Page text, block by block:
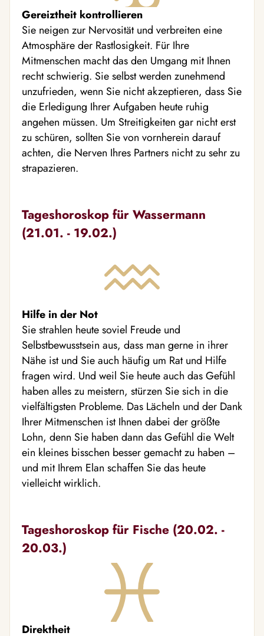
Gereiztheit kontrollieren
Sie neigen zur Nervosität und verbreiten eine
Atmosphäre der Rastlosigkeit. Für Ihre
Mitmenschen macht das den Umgang mit Ihnen
recht schwierig. Sie selbst werden zunehmend
unzufrieden, wenn Sie nicht akzeptieren, dass Sie
die Erledigung Ihrer Aufgaben heute ruhig
angehen müssen. Um Streitigkeiten gar nicht erst
zu schüren, sollten Sie von vornherein darauf
achten, die Nerven Ihres Partners nicht zu sehr zu
strapazieren.
Tageshoroskop für Wassermann
(21.01. - 19.02.)
Hilfe in der Not
Sie strahlen heute soviel Freude und
Selbstbewusstsein aus, dass man gerne in ihrer
Nähe ist und Sie auch häufig um Rat und Hilfe
fragen wird. Und weil Sie heute auch das Gefühl
haben alles zu meistern, stürzen Sie sich in die
vielfältigsten Probleme. Das Lächeln und der Dank
Ihrer Mitmenschen ist Ihnen dabei der größte
Lohn, denn Sie haben dann das Gefühl die Welt
ein kleines bisschen besser gemacht zu haben –
und mit Ihrem Elan schaffen Sie das heute
vielleicht wirklich.
Tageshoroskop für Fische (20.02. -
20.03.)
Direktheit